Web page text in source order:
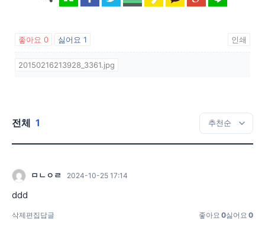
좋아요 0 싫어요 1 인쇄
20150216213928_3361.jpg
전체 1
ㅁㄴㅇㄹ 2024-10-25 17:14
ddd
삭제편집 답글 좋아요 0싫어요 0